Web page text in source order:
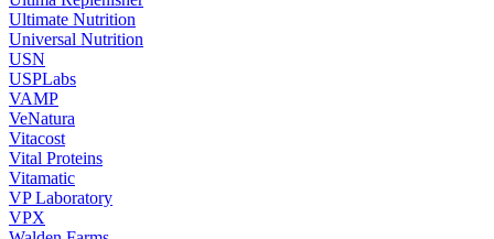
Ultimate Nutrition
Universal Nutrition
USN
USPLabs
VAMP
VeNatura
Vitacost
Vital Proteins
Vitamatic
VP Laboratory
VPX